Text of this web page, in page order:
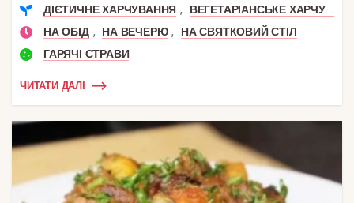
ДІЄТИЧНЕ ХАРЧУВАННЯ ,
ВЕГЕТАРІАНСЬКЕ ХАРЧУВАННЯ
НА ОБІД , НА ВЕЧЕРЮ ,
НА СВЯТКОВИЙ СТІЛ
ГАРЯЧІ СТРАВИ
ЧИТАТИ ДАЛІ